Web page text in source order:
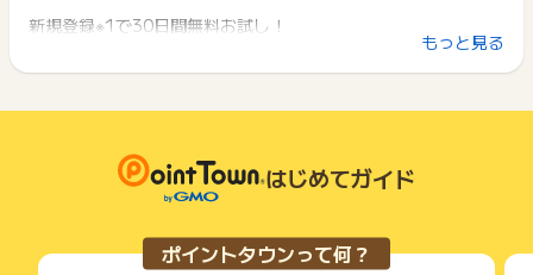
下記の事項に該当する場合、広告主側で対象外とみなし、「獲
い物を複数回ご利用された場合
て一度でも同サービス・お買い物を利用されたことがある場合
ご利用前には、Cookieの削除をおこなっていただくことを推奨
サービス・お買い物利用時にお電話など2つ以上の申し込み方
法がある場合、必ずサイト上のWEBフォームからお申し込みく
広告主が運営しているサービスの都合もしくは会員様の都合で
商品の交換や一部でもキャンセルされた場合、ポイントが無効
になる可能性もございます。
条件を達成しているかどうかは各広告主ではなく、代理店が行
っているため、広告主はポイントに関する詳細を把握しており
そのため、ポイントタウンのポイントに関するお問い合わせを
広告主様に直接行わないようお願いいたします。
新規登録※1で30日間無料お試し！
※2 旧作DVD・CD全品は借り放題！
※1 初めてのTSUTAYA TV/TSUTAYA DISCASのご利用を指
※2 30日間無料お試し期間中は、新作はレンタル対象外です。
※2022年10月2日以前に「TSUTAYA DISCAS」の定額プラン
の利用を終了された方であって、
もっと見る
はじめてガイド
ポイントタウンって何？